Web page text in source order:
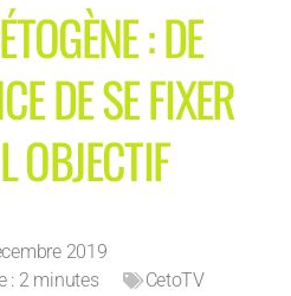
: DE
DE SE FIXER
OBJECTIF
2019
: 2 minutes
CetoTV